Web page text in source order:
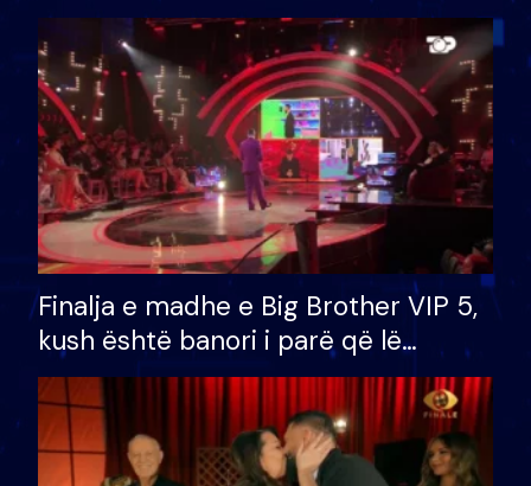
Finalja e madhe e Big Brother VIP 5,
kush është banori i parë që lë
shtëpinë dhe humb mundësinë për
të fituar çmimin e madh